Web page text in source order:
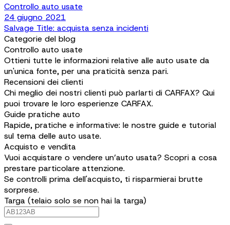
Controllo auto usate
24 giugno 2021
Salvage Title: acquista senza incidenti
Categorie del blog
Controllo auto usate
Ottieni tutte le informazioni relative alle auto usate da
un'unica fonte, per una praticità senza pari.
Recensioni dei clienti
Chi meglio dei nostri clienti può parlarti di CARFAX? Qui
puoi trovare le loro esperienze CARFAX.
Guide pratiche auto
Rapide, pratiche e informative: le nostre guide e tutorial
sul tema delle auto usate.
Acquisto e vendita
Vuoi acquistare o vendere un’auto usata? Scopri a cosa
prestare particolare attenzione.
Se controlli prima dell'acquisto, ti risparmierai brutte
sorprese.
Targa (telaio solo se non hai la targa)